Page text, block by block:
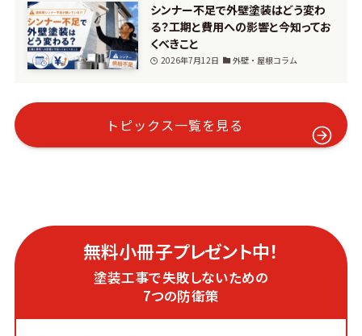
シンナー不足で外壁塗装はどう変わ
る？工期と費用への影響と今知ってお
くべきこと
2026年7月12日 外壁・屋根コラム
トピックス一覧を見る
無料小冊子プレゼント中！
塗装工事で失敗しないための
7つの防衛策